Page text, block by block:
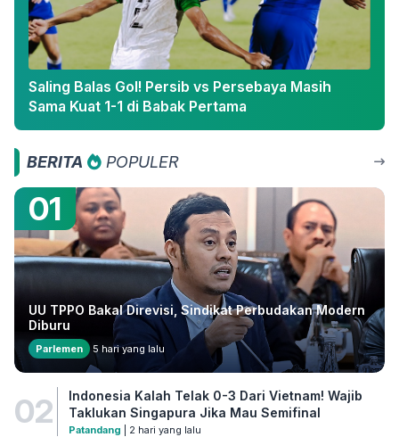
Saling Balas Gol! Persib vs Persebaya Masih
Sama Kuat 1-1 di Babak Pertama
BERITA POPULER
01
UU TPPO Bakal Direvisi, Sindikat Perbudakan Modern
Diburu
Parlemen 5 hari yang lalu
02
Indonesia Kalah Telak 0-3 Dari Vietnam! Wajib
Taklukan Singapura Jika Mau Semifinal
Patandang | 2 hari yang lalu